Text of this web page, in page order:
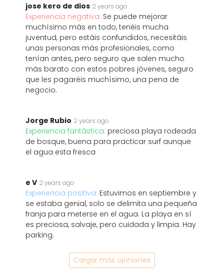
jose kero de dios 2 years ago
Experiencia negativa: Se puede mejorar
muchísimo más en todo, tenéis mucha
juventud, pero estáis confundidos, necesitáis
unas personas más profesionales, como
tenían antes, pero seguro que salen mucho
más barato con estos pobres jóvenes, seguro
que les pagaréis muchísimo, una pena de
negocio.
Jorge Rubio 2 years ago
Experiencia fantástica: preciosa playa rodeada
de bosque, buena para practicar surf aunque
el agua esta fresca
e V 2 years ago
Experiencia positiva: Estuvimos en septiembre y
se estaba genial, solo se delimita una pequeña
franja para meterse en el agua. La playa en sí
es preciosa, salvaje, pero cuidada y limpia. Hay
parking.
Cargar más opiniones